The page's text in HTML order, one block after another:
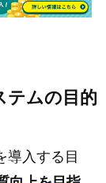
テムの目的
導入する目